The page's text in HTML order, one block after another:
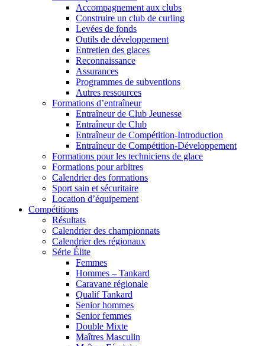
Accompagnement aux clubs
Construire un club de curling
Levées de fonds
Outils de développement
Entretien des glaces
Reconnaissance
Assurances
Programmes de subventions
Autres ressources
Formations d’entraîneur
Entraîneur de Club Jeunesse
Entraîneur de Club
Entraîneur de Compétition-Introduction
Entraîneur de Compétition-Développement
Formations pour les techniciens de glace
Formations pour arbitres
Calendrier des formations
Sport sain et sécuritaire
Location d’équipement
Compétitions
Résultats
Calendrier des championnats
Calendrier des régionaux
Série Élite
Femmes
Hommes – Tankard
Caravane régionale
Qualif Tankard
Senior hommes
Senior femmes
Double Mixte
Maîtres Masculin